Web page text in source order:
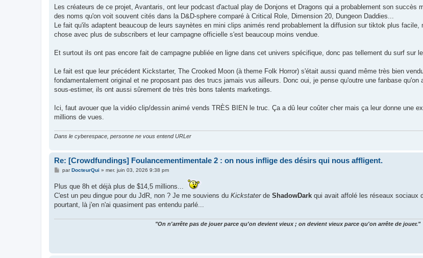
Les créateurs de ce projet, Avantaris, ont leur podcast d'actual play de Donjons et Dragons qui a probablement son succès
des noms qu'on voit souvent cités dans la D&D-sphere comparé à Critical Role, Dimension 20, Dungeon Daddies...
Le fait qu'ils adaptent beaucoup de leurs saynètes en mini clips animés rend probablement la diffusion sur tiktok plus
chose avec plus de subscribers et leur campagne officielle s'est beaucoup moins vendue.
Et surtout ils ont pas encore fait de campagne publiée en ligne dans cet univers spécifique, donc pas tellement du surf sur
Le fait est que leur précédent Kickstarter, The Crooked Moon (à theme Folk Horror) s'était aussi quand même très bien
fondamentalement original et ne proposant pas des trucs jamais vus ailleurs. Donc oui, je pense qu'outre une fanbase qu'on
sous-estimer, ils ont aussi sûrement de très très bons talents marketings.
Ici, faut avouer que la vidéo clip/dessin animé vends TRÈS BIEN le truc. Ça a dû leur coûter cher mais ça leur donne une
millions de vues.
Dans le cyberespace, personne ne vous entend URLer
Re: [Crowdfundings] Foulancementimentale 2 : on nous inflige des désirs qui nous affligent.
M
s
a
e
parDocteurQui » mer. juin 03, 2026 9:38 pm
Plus que 8h et déjà plus de $14,5 millions...
C'est un peu dingue pour du JdR, non ? Je me souviens du Kickstaterde ShadowDark qui avait affolé les réseaux sociaux
pourtant, là j'en n'ai quasiment pas entendu parlé...
"On n'arrête pas de jouer parce qu'on devient vieux ; on devient vieux parce qu'on arrête de jouer."